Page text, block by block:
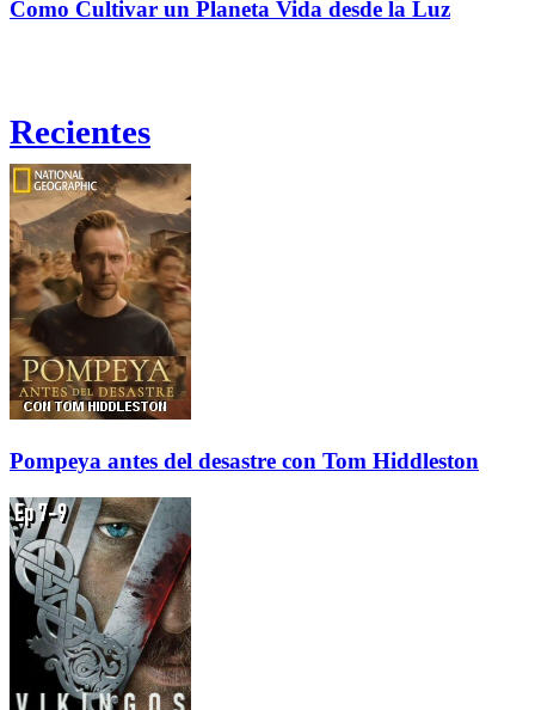
Como Cultivar un Planeta Vida desde la Luz
Recientes
Pompeya antes del desastre con Tom Hiddleston